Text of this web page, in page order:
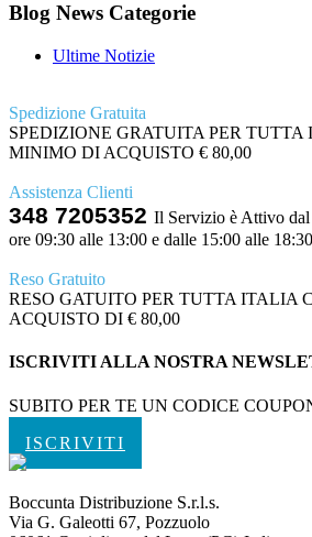
Blog News Categorie
Ultime Notizie
Spedizione Gratuita
SPEDIZIONE GRATUITA PER
MINIMO DI ACQUISTO € 80,00
Assistenza Clienti
348 7205352 Il Servizio è Attivo
ore 09:30 alle 13:00 e dalle 15:00 alle
Reso Gratuito
RESO GATUITO PER TUTTA ITALIA
ACQUISTO DI € 80,00
ISCRIVITI ALLA NOSTRA
SUBITO PER TE UN CODICE
ISCRIVITI
Boccunta Distribuzione S.r.l.s.
Via G. Galeotti 67, Pozzuolo